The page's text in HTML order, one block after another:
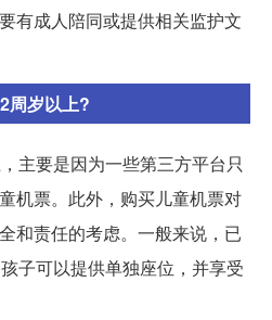
有成人陪同或提供相关监护文
周岁以上?
主要是因为一些第三方平台只
机票。此外，购买儿童机票对
和责任的考虑。一般来说，已
子可以提供单独座位，并享受